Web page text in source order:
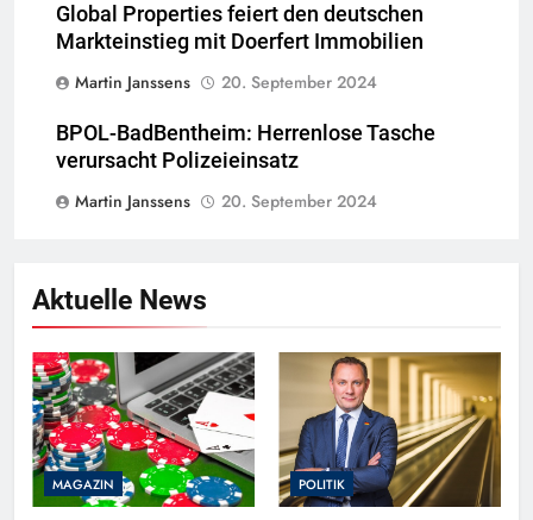
Global Properties feiert den deutschen
Markteinstieg mit Doerfert Immobilien
Martin Janssens
20. September 2024
BPOL-BadBentheim: Herrenlose Tasche
verursacht Polizeieinsatz
Martin Janssens
20. September 2024
Aktuelle News
MAGAZIN POLITIK